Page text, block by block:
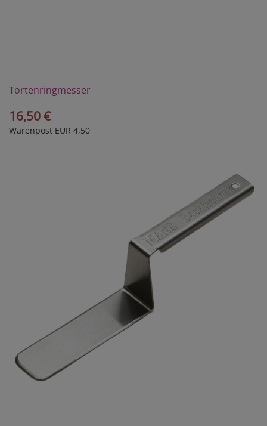
Tortenringmesser
16,50 €
Warenpost EUR 4,50